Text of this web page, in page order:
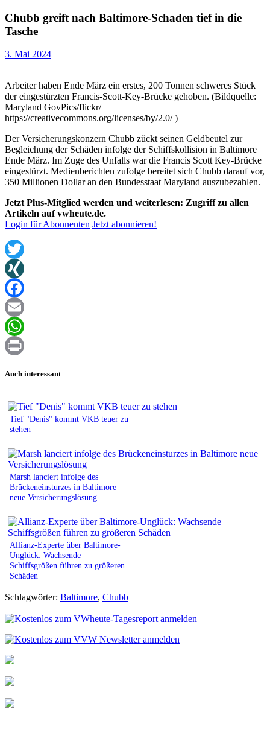
Chubb greift nach Baltimore-Schaden tief in die
Tasche
3. Mai 2024
Arbeiter haben Ende März ein erstes, 200 Tonnen schweres Stück
der eingestürzten Francis-Scott-Key-Brücke gehoben. (Bildquelle:
Maryland GovPics/flickr/
https://creativecommons.org/licenses/by/2.0/ )
Der Versicherungskonzern Chubb zückt seinen Geldbeutel zur
Begleichung der Schäden infolge der Schiffskollision in Baltimore
Ende März. Im Zuge des Unfalls war die Francis Scott Key-Brücke
eingestürzt. Medienberichten zufolge bereitet sich Chubb darauf vor,
350 Millionen Dollar an den Bundesstaat Maryland auszubezahlen.
Jetzt Plus-Mitglied werden und weiterlesen: Zugriff zu allen
Artikeln auf vwheute.de.
Login für Abonnenten Jetzt abonnieren!
Twitter
XING
Facebook
Email
WhatsApp
Auch interessant
Tief "Denis" kommt VKB teuer zu
stehen
Marsh lanciert infolge des
Brückeneinsturzes in Baltimore
neue Versicherungslösung
Allianz-Experte über Baltimore-
Unglück: Wachsende
Schiffsgrößen führen zu größeren
Schäden
Schlagwörter: Baltimore, Chubb